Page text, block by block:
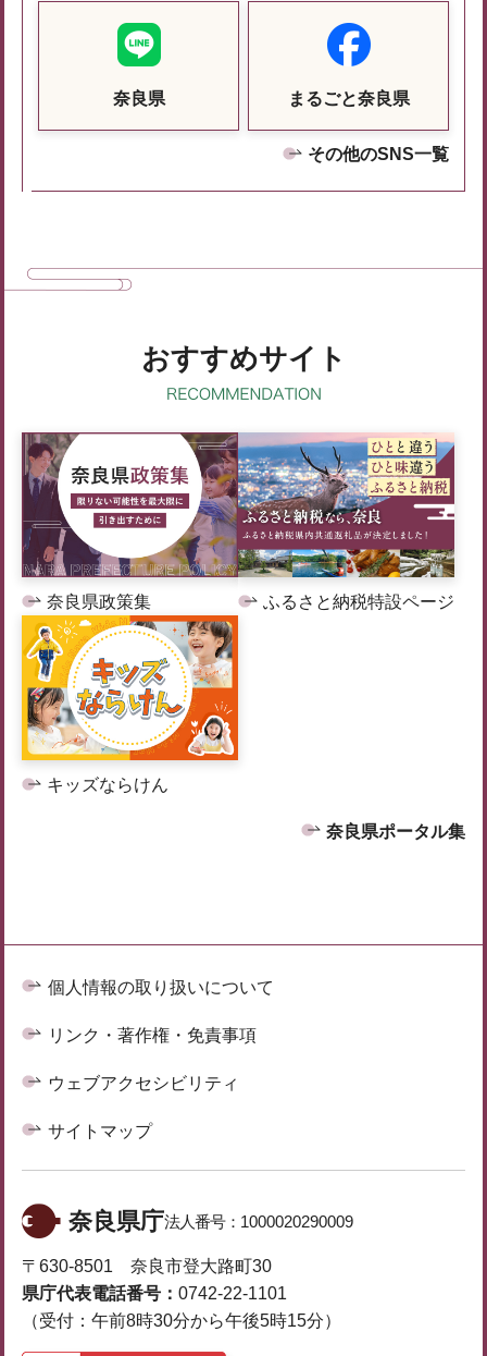
奈良県 まるごと奈良県
その他のSNS一覧
おすすめサイト
奈良県政策集 ふるさと納税特設ページ
キッズならけん
奈良県ポータル集
個人情報の取り扱いについて
リンク・著作権・免責事項
ウェブアクセシビリティ
サイトマップ
奈良県庁法人番号： 1000020290009
〒630-8501 奈良市登大路町30
県庁代表電話番号： 0742-22-1101
（受付：午前8時30分から午後5時15分）